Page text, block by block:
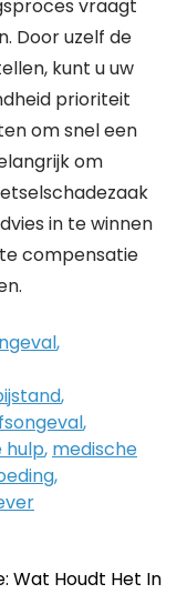
vraagt
Door uzelf de
kunt u uw
prioriteit
om snel een
om
in te winnen
compensatie
,
,
,
hulp, medische
,
Wat Houdt Het In